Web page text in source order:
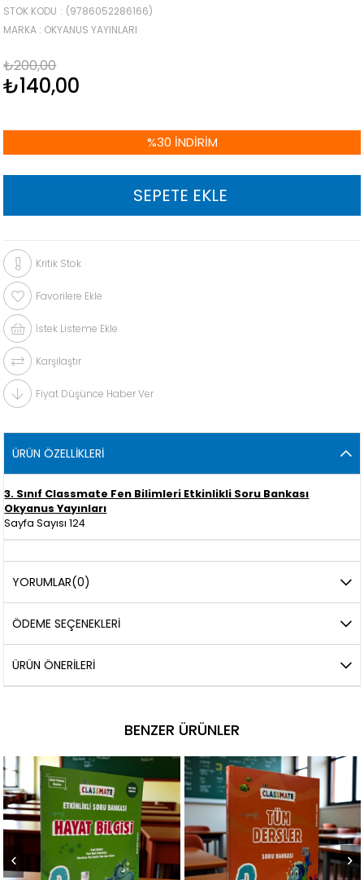
STOK KODU
(9786052286166)
MARKA : OKYANUS YAYINLARI
₺200,00
₺140,00
%30 İNDIRIM
Kritik Stok
Favorilere Ekle
İstek Listeme Ekle
Karşılaştır
Fiyat Düşünce Haber Ver
ÜRÜN ÖZELLIKLERI
3. Sınıf Classmate Fen Bilimleri Etkinlikli Soru Bankası
Okyanus Yayınları
Sayfa Sayısı 124
YORUMLAR(0)
ÖDEME SEÇENEKLERI
ÜRÜN ÖNERILERI
BENZER ÜRÜNLER